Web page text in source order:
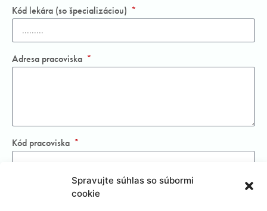
Spravujte súhlas so súbormi
cookie
Kód lekára (so špecializáciou)
Adresa pracoviska
Kód pracoviska
Oddelenie/ambulancia